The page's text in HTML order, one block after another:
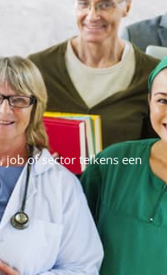
of sector telkens een